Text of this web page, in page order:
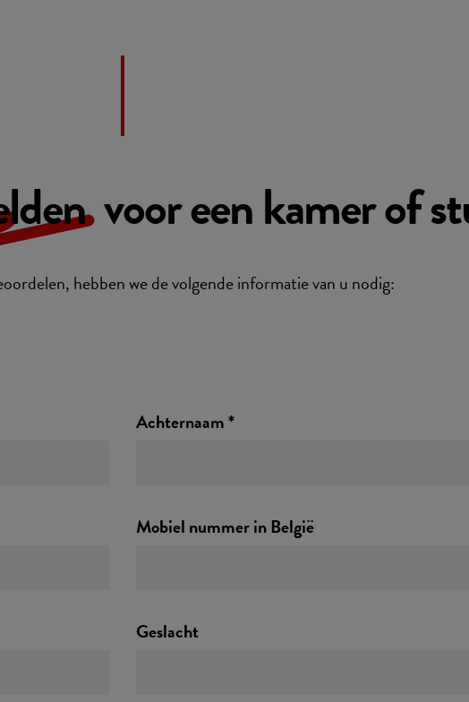
voor een kamer of
hebben we de volgende informatie van u nodig:
Achternaam *
Mobiel nummer in België
Geslacht